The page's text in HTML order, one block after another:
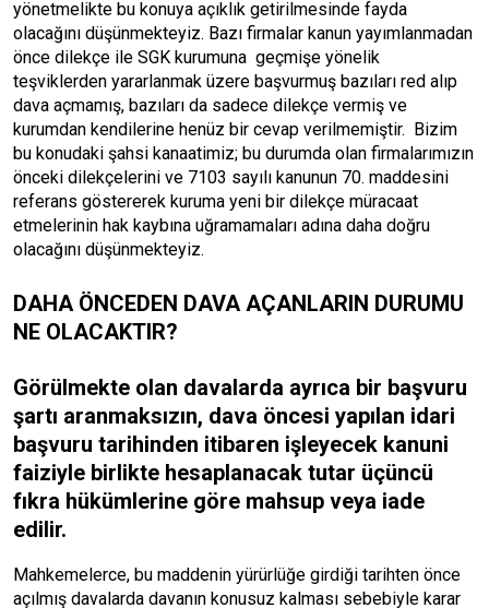
yönetmelikte bu konuya açıklık getirilmesinde fayda
olacağını düşünmekteyiz. Bazı firmalar kanun yayımlanmadan
önce dilekçe ile SGK kurumuna geçmişe yönelik
teşviklerden yararlanmak üzere başvurmuş bazıları red alıp
dava açmamış, bazıları da sadece dilekçe vermiş ve
kurumdan kendilerine henüz bir cevap verilmemiştir. Bizim
bu konudaki şahsi kanaatimiz; bu durumda olan firmalarımızın
önceki dilekçelerini ve 7103 sayılı kanunun 70. maddesini
referans göstererek kuruma yeni bir dilekçe müracaat
etmelerinin hak kaybına uğramamaları adına daha doğru
olacağını düşünmekteyiz.
DAHA ÖNCEDEN DAVA AÇANLARIN DURUMU
NE OLACAKTIR?
Görülmekte olan davalarda ayrıca bir başvuru
şartı aranmaksızın, dava öncesi yapılan idari
başvuru tarihinden itibaren işleyecek kanuni
faiziyle birlikte hesaplanacak tutar üçüncü
fıkra hükümlerine göre mahsup veya iade
edilir.
Mahkemelerce, bu maddenin yürürlüğe girdiği tarihten önce
açılmış davalarda davanın konusuz kalması sebebiyle karar